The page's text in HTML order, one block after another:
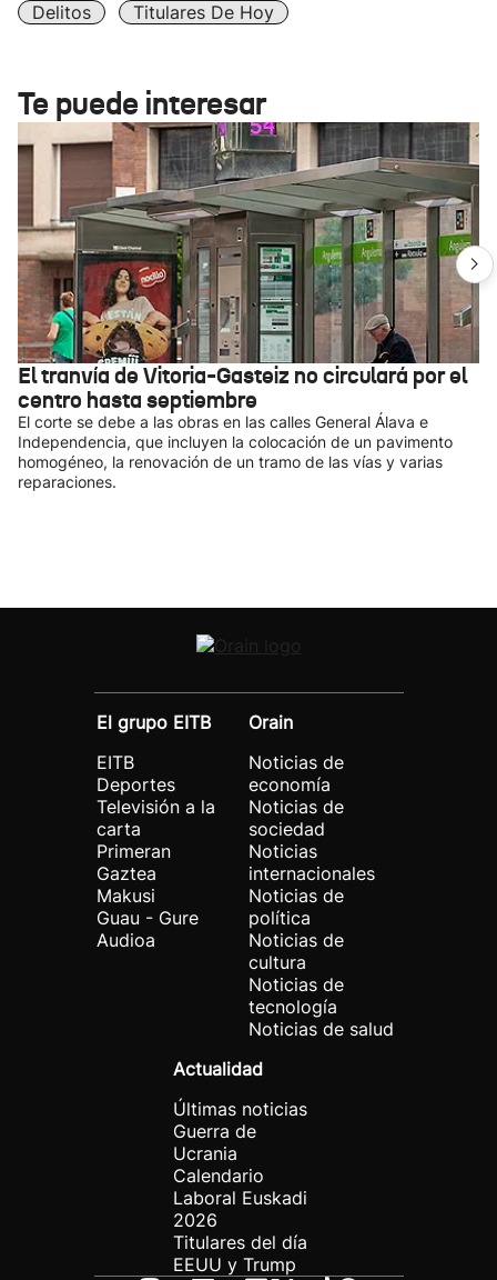
Delitos
Titulares De Hoy
Te puede interesar
El tranvía de Vitoria-Gasteiz no circulará por el
centro hasta septiembre
El corte se debe a las obras en las calles General Álava e
Independencia, que incluyen la colocación de un pavimento
homogéneo, la renovación de un tramo de las vías y varias
reparaciones.
El grupo EITB
EITB
Deportes
Televisión a la
carta
Primeran
Gaztea
Makusi
Guau - Gure
Audioa
Orain
Noticias de
economía
Noticias de
sociedad
Noticias
internacionales
Noticias de
política
Noticias de
cultura
Noticias de
tecnología
Noticias de salud
Actualidad
Últimas noticias
Guerra de
Ucrania
Calendario
Laboral Euskadi
2026
Titulares del día
EEUU y Trump